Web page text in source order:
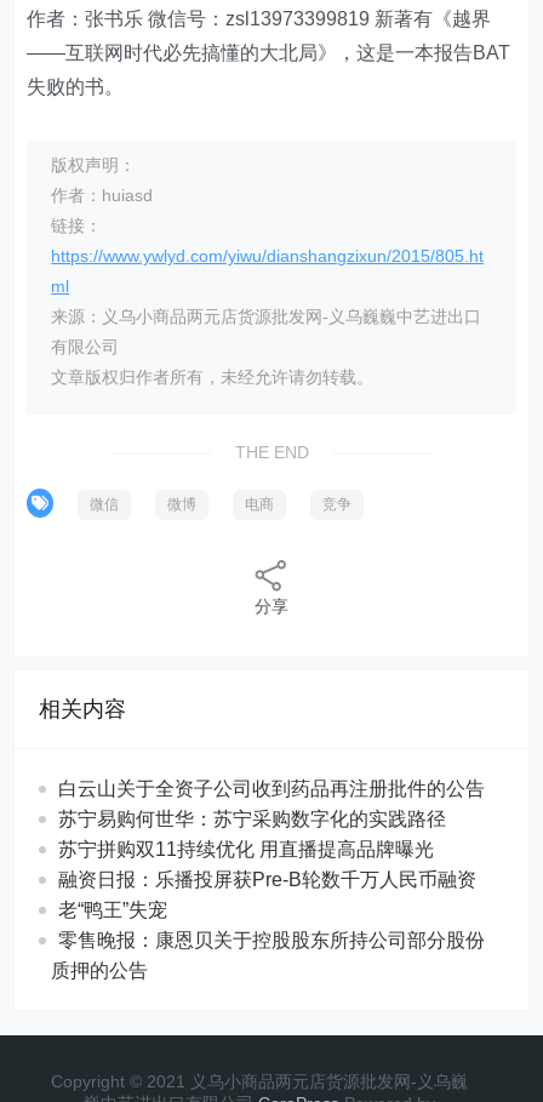
作者：张书乐 微信号：zsl13973399819 新著有《越界
——互联网时代必先搞懂的大北局》，这是一本报告BAT
失败的书。
版权声明：
作者：huiasd
链接：
https://www.ywlyd.com/yiwu/dianshangzixun/2015/805.ht
ml
来源：义乌小商品两元店货源批发网-义乌巍巍中艺进出口
有限公司
文章版权归作者所有，未经允许请勿转载。
THE END
微信 微博 电商 竞争
分享
相关内容
白云山关于全资子公司收到药品再注册批件的公告
苏宁易购何世华：苏宁采购数字化的实践路径
苏宁拼购双11持续优化 用直播提高品牌曝光
融资日报：乐播投屏获Pre-B轮数千万人民币融资
老“鸭王”失宠
零售晚报：康恩贝关于控股股东所持公司部分股份
质押的公告
Copyright © 2021 义乌小商品两元店货源批发网-义乌巍